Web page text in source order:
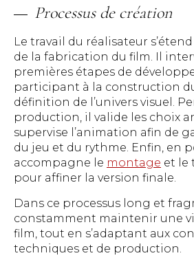
Processus de création
Le travail du réalisateur
de la fabrication du film. Il
premières étapes de
participant à la construction
définition de l’univers visuel.
production, il valide les choix
supervise l’animation afin de
du jeu et du rythme. Enfin, en
accompagne le montage et le
pour affiner la version finale.
Dans ce processus long et
constamment maintenir une
film, tout en s’adaptant aux
techniques et de production.